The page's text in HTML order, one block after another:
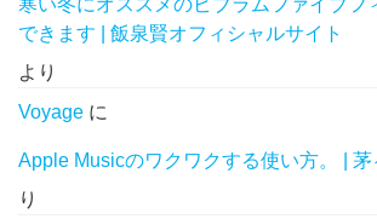
寒い冬にオススメのビブラムファイブフ
できます | 飯泉賢オフィシャルサイト
より
Voyage に
Apple Musicのワクワクする使い方。 |
り